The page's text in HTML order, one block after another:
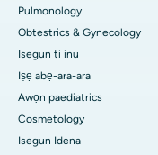
Pulmonology
Obtestrics & Gynecology
Isegun ti inu
Iṣẹ abẹ-ara-ara
Awọn paediatrics
Cosmetology
Isegun Idena